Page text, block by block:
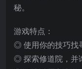
秘。
游戏特点：
◎ 使用你的技巧找
◎ 探索修道院，并